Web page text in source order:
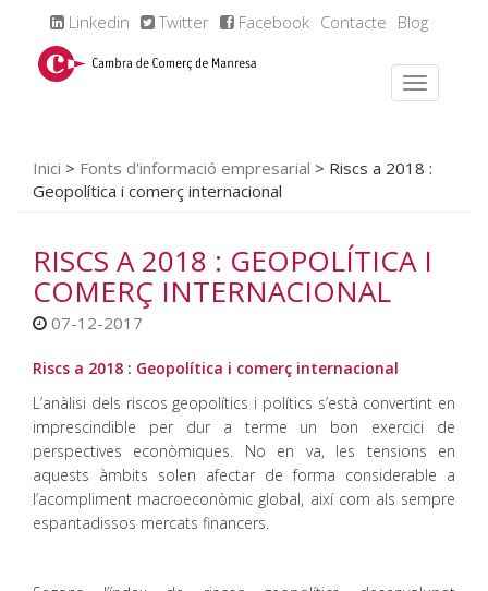
Linkedin Twitter Facebook Contacte Blog
Inici > Fonts d'informació empresarial > Riscs a 2018 :
Geopolítica i comerç internacional
RISCS A 2018 : GEOPOLÍTICA I
COMERÇ INTERNACIONAL
07-12-2017
Riscs a 2018 : Geopolítica i comerç internacional
L’anàlisi dels riscos geopolítics i polítics s’està convertint en
imprescindible per dur a terme un bon exercici de
perspectives econòmiques. No en va, les tensions en
aquests àmbits solen afectar de forma considerable a
l’acompliment macroeconòmic global, així com als sempre
espantadissos mercats financers.